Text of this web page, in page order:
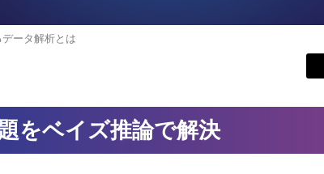
ータ解析とは
をベイズ推論で解決